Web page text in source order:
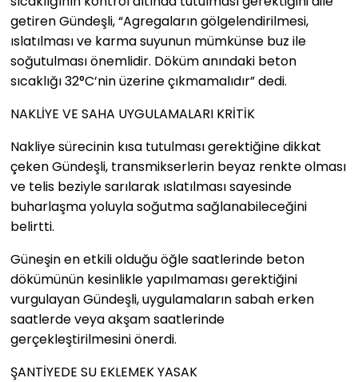
getiren Gündeşli, “Agregaların gölgelendirilmesi,
ıslatılması ve karma suyunun mümkünse buz ile
soğutulması önemlidir. Döküm anındaki beton
sıcaklığı 32°C’nin üzerine çıkmamalıdır” dedi.
NAKLİYE VE SAHA UYGULAMALARI KRİTİK
Nakliye sürecinin kısa tutulması gerektiğine dikkat
çeken Gündeşli, transmikserlerin beyaz renkte olması
ve telis beziyle sarılarak ıslatılması sayesinde
buharlaşma yoluyla soğutma sağlanabileceğini
belirtti.
Güneşin en etkili olduğu öğle saatlerinde beton
dökümünün kesinlikle yapılmaması gerektiğini
vurgulayan Gündeşli, uygulamaların sabah erken
saatlerde veya akşam saatlerinde
gerçekleştirilmesini önerdi.
ŞANTİYEDE SU EKLEMEK YASAK